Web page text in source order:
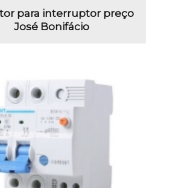
para interruptor preço
José Bonifácio